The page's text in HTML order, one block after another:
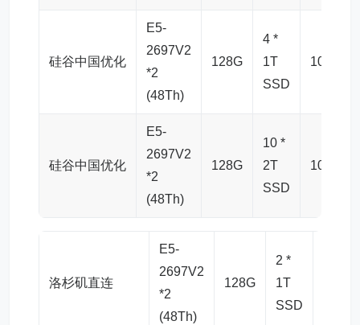
硅谷中国优化
E5-
2697V2
*2
(48Th)
128G
4 *
1T
SSD
10G
硅谷中国优化
E5-
2697V2
*2
(48Th)
128G
10 *
2T
SSD
10G
洛杉矶直连
E5-
2697V2
*2
(48Th)
128G
2 *
1T
SSD